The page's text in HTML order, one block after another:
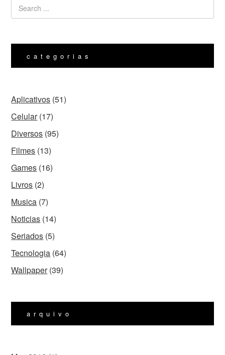
categorias
Aplicativos (51)
Celular(17)
Diversos (95)
Filmes (13)
Games (16)
Livros (2)
Musica (7)
Noticias (14)
Seriados (5)
Tecnologia (64)
Wallpaper(39)
arquivo